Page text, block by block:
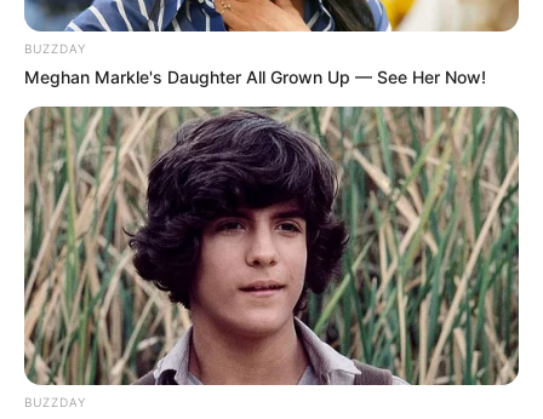
(foto: imgur/quitter)
2. Menggambar strollers bukan hal lazim untuk
dijadikan hobi, untung saja hasilnya bagus ya! kalau
enggak nanti anaknya bisa nangis
BUZZDAY
Meghan Markle's Daughter All Grown Up — See Her Now!
BUZZDAY